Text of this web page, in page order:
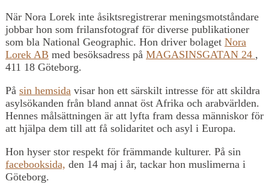
När Nora Lorek inte åsiktsregistrerar meningsmotståndare
jobbar hon som frilansfotograf för diverse publikationer
som bla National Geographic. Hon driver bolaget Nora
Lorek AB med besöksadress på MAGASINSGATAN 24 ,
411 18 Göteborg.
På sin hemsida visar hon ett särskilt intresse för att skildra
asylsökanden från bland annat öst Afrika och arabvärlden.
Hennes målsättningen är att lyfta fram dessa människor för
att hjälpa dem till att få solidaritet och asyl i Europa.
Hon hyser stor respekt för främmande kulturer. På sin
facebooksida, den 14 maj i år, tackar hon muslimerna i
Göteborg.